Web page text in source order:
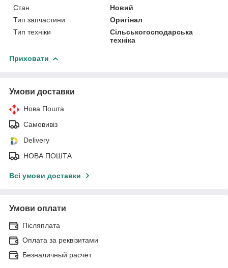
Стан
Новий
Тип запчастини
Оригінал
Тип техніки
Сільськогосподарська
техніка
Приховати
Умови доставки
Нова Пошта
Самовивіз
Delivery
НОВА ПОШТА
Всі умови доставки
Умови оплати
Післяплата
Оплата за реквізитами
Безналичный расчет